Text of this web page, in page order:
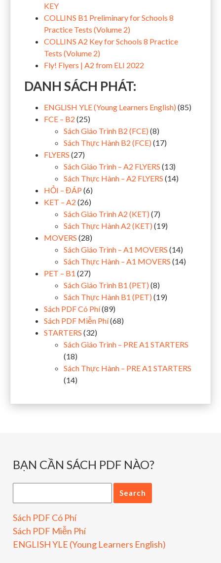
KEY
COLLINS B1 Preliminary for Schools 8
Practice Tests (Volume 2)
COLLINS A2 Key for Schools 8 Practice
Tests (Volume 2)
Fly! Flyers | A2 from ELI 2022
DANH SÁCH PHÁT:
ENGLISH YLE (Young Learners English) (85)
FCE – B2 (25)
Sách Giáo Trình B2 (FCE) (8)
Sách Thực Hành B2 (FCE) (17)
FLYERS (27)
Sách Giáo Trình – A2 FLYERS (13)
Sách Thực Hành – A2 FLYERS (14)
HỎI – ĐÁP (6)
KET – A2 (26)
Sách Giáo Trình A2 (KET) (7)
Sách Thực Hành A2 (KET) (19)
MOVERS (28)
Sách Giáo Trình – A1 MOVERS (14)
Sách Thực Hành – A1 MOVERS (14)
PET – B1 (27)
Sách Giáo Trình B1 (PET) (8)
Sách Thực Hành B1 (PET) (19)
Sách PDF Có Phí(89)
Sách PDF Miễn Phí(68)
STARTERS (32)
Sách Giáo Trình – PRE A1 STARTERS
(18)
Sách Thực Hành – PRE A1 STARTERS
(14)
BẠN CẦN SÁCH PDF NÀO?
Sách PDF Có Phí
Sách PDF Miễn Phí
ENGLISH YLE (Young Learners English)